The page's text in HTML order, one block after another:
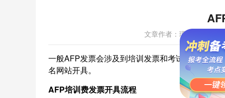
文章作者：理财教育网
一般AFP发票会涉及到培训发票和考试费用发票
名网站开具。
AFP培训费发票开具流程